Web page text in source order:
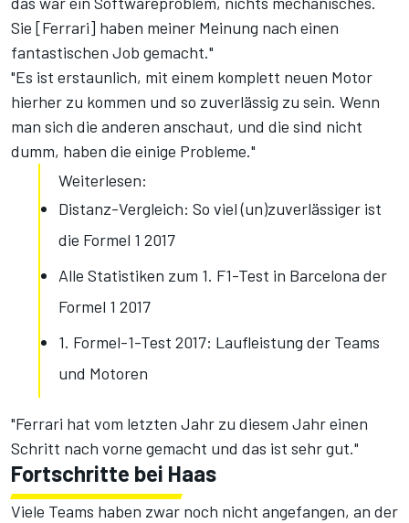
Sie [Ferrari] haben meiner Meinung nach einen
fantastischen Job gemacht."
"Es ist erstaunlich, mit einem komplett neuen Motor
hierher zu kommen und so zuverlässig zu sein. Wenn
man sich die anderen anschaut, und die sind nicht
dumm, haben die einige Probleme."
Weiterlesen:
Distanz-Vergleich: So viel (un)zuverlässiger ist
die Formel 1 2017
Alle Statistiken zum 1. F1-Test in Barcelona der
Formel 1 2017
1. Formel-1-Test 2017: Laufleistung der Teams
und Motoren
"Ferrari hat vom letzten Jahr zu diesem Jahr einen
Schritt nach vorne gemacht und das ist sehr gut."
Fortschritte bei Haas
Viele Teams haben zwar noch nicht angefangen, an der